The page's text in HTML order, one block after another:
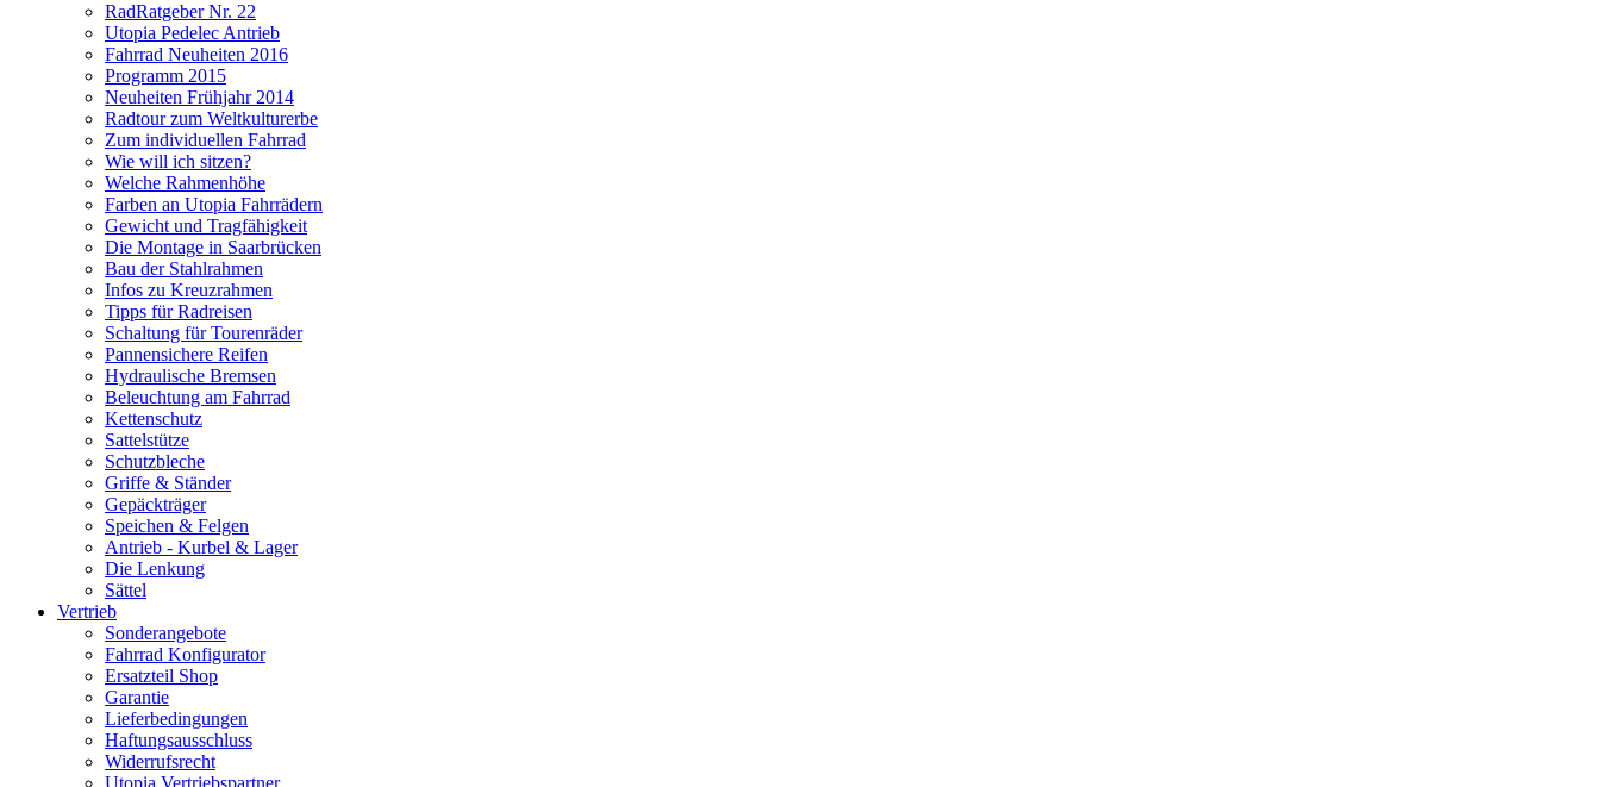
RadRatgeber Nr. 22
Utopia Pedelec Antrieb
Fahrrad Neuheiten 2016
Programm 2015
Neuheiten Frühjahr 2014
Radtour zum Weltkulturerbe
Zum individuellen Fahrrad
Wie will ich sitzen?
Welche Rahmenhöhe
Farben an Utopia Fahrrädern
Gewicht und Tragfähigkeit
Die Montage in Saarbrücken
Bau der Stahlrahmen
Infos zu Kreuzrahmen
Tipps für Radreisen
Schaltung für Tourenräder
Pannensichere Reifen
Hydraulische Bremsen
Beleuchtung am Fahrrad
Kettenschutz
Sattelstütze
Schutzbleche
Griffe & Ständer
Gepäckträger
Speichen & Felgen
Antrieb - Kurbel & Lager
Die Lenkung
Sättel
Vertrieb
Sonderangebote
Fahrrad Konfigurator
Ersatzteil Shop
Garantie
Lieferbedingungen
Haftungsausschluss
Widerrufsrecht
Utopia Vertriebspartner